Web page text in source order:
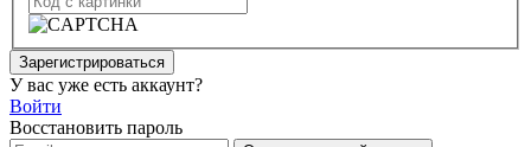
Зарегистрироваться
У вас уже есть аккаунт?
Войти
Восстановить пароль